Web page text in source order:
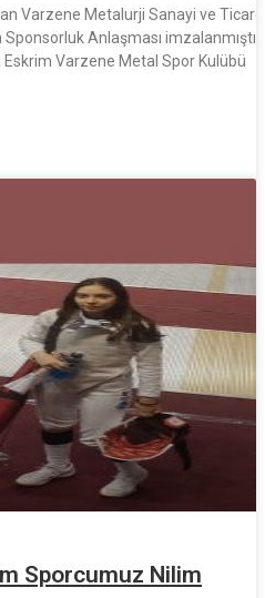
Varzene Metalurji Sanayi ve
Anlaşması imzalanmıştır.
Varzene Metal Spor Kulübü
Sporcumuz Nilim